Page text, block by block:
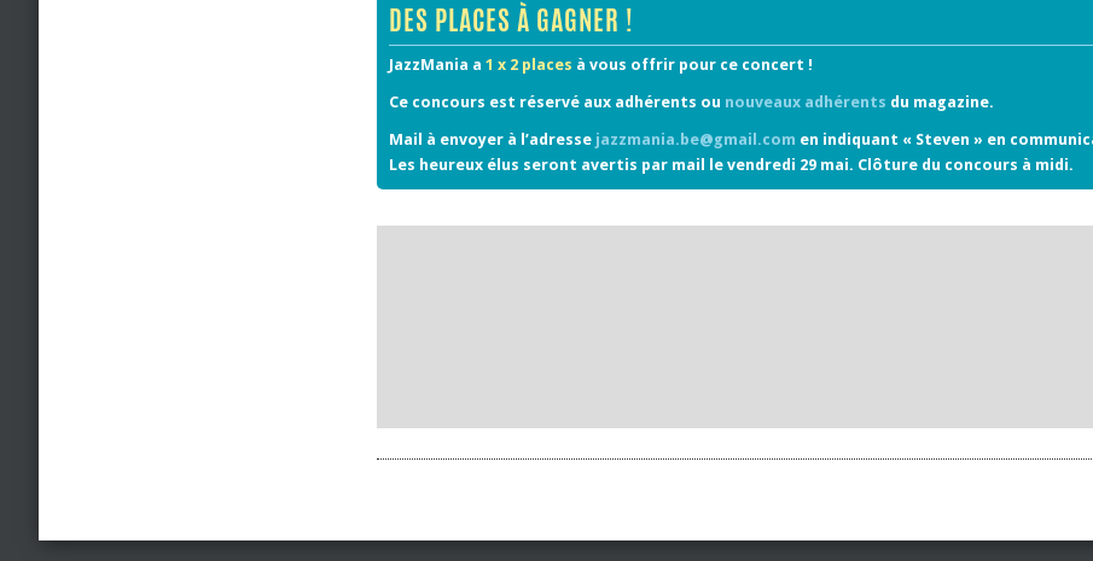
DES PLACES À GAGNER !
JazzMania a 1 x 2 places à vous offrir pour ce concert !
Ce concours est réservé aux adhérents ou nouveaux adhérents du magazine.
Mail à envoyer à l’adresse jazzmania.be@gmail.com en indiquant « Steven » en
Les heureux élus seront avertis par mail le vendredi 29 mai. Clôture du concours à midi.